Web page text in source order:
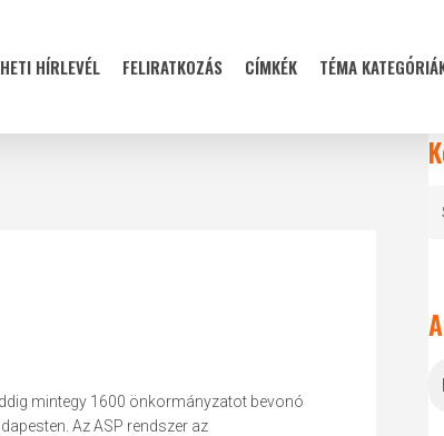
HETI HÍRLEVÉL FELIRATKOZÁS CÍMKÉK TÉMA
mintegy 1600 önkormányzatot bevonó
Az ASP rendszer az